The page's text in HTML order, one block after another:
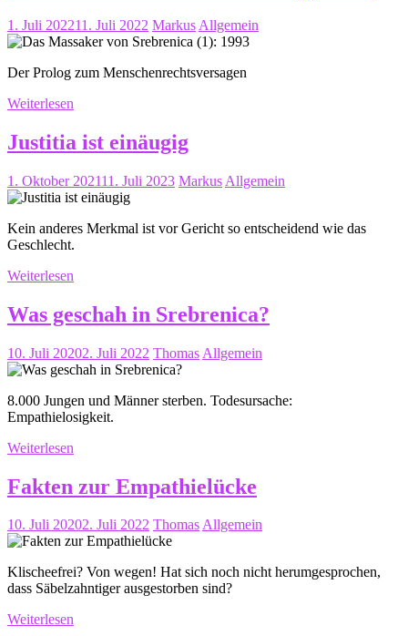
1. Juli 202211. Juli 2022 Markus Allgemein
Der Prolog zum Menschenrechtsversagen
Weiterlesen
Justitia ist einäugig
1. Oktober 202111. Juli 2023 Markus Allgemein
Kein anderes Merkmal ist vor Gericht so entscheidend wie das
Geschlecht.
Weiterlesen
Was geschah in Srebrenica?
10. Juli 20202. Juli 2022 Thomas Allgemein
8.000 Jungen und Männer sterben. Todesursache:
Empathielosigkeit.
Weiterlesen
Fakten zur Empathielücke
10. Juli 20202. Juli 2022 ThomasAllgemein
Klischeefrei? Von wegen! Hat sich noch nicht herumgesprochen,
dass Säbelzahntiger ausgestorben sind?
Weiterlesen